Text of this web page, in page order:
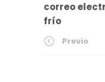
correo
frío
Previo